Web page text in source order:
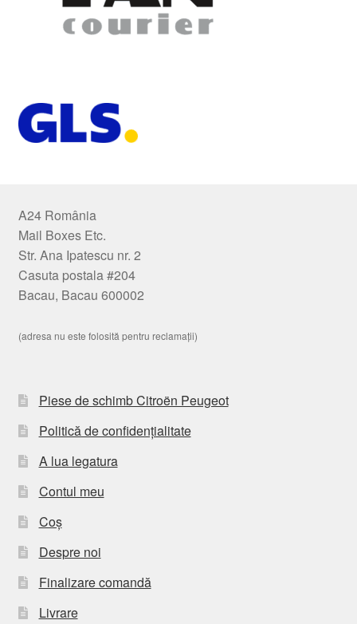
A24 România
Mail Boxes Etc.
Str. Ana Ipatescu nr. 2
Casuta postala #204
Bacau, Bacau 600002
(adresa nu este folosită pentru reclamații)
Piese de schimb Citroën Peugeot
Politică de confidențialitate
A lua legatura
Contul meu
Coș
Despre noi
Finalizare comandă
Livrare